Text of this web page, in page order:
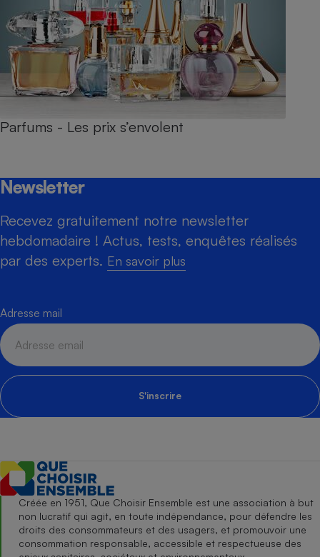
Parfums - Les prix s’envolent
Newsletter
Recevez gratuitement notre newsletter
hebdomadaire ! Actus, tests, enquêtes réalisés
par des experts. En savoir plus
Adresse mail
S'inscrire
Créée en 1951, Que Choisir Ensemble est une association à but
non lucratif qui agit, en toute indépendance, pour défendre les
droits des consommateurs et des usagers, et promouvoir une
consommation responsable, accessible et respectueuse des